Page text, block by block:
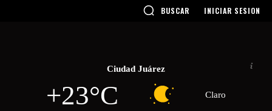
BUSCAR INICIAR SESION
Ciudad Juárez
+23°C Claro